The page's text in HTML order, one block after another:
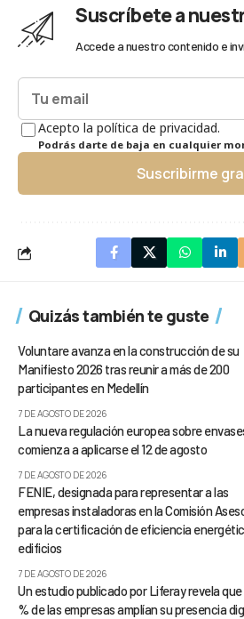
Suscríbete a
Accede a nuestro contenido e
Acepto la política de privacidad.
Podrás darte de baja en cualquier
Suscribirme
Quizás también te guste
Voluntare avanza en la construcción de su
Manifiesto 2026 tras reunir a más de 200
participantes en Medellín
7 DE AGOSTO DE 2026
La nueva regulación europea sobre
comienza a aplicarse el 12 de agosto
7 DE AGOSTO DE 2026
FENIE, designada para representar a las
empresas instaladoras en la Comisión
para la certificación de eficiencia
edificios
7 DE AGOSTO DE 2026
Un estudio publicado por Liferay revela que
% de las empresas amplían su presencia